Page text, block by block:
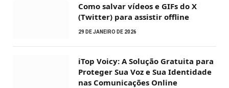
Como salvar vídeos e GIFs do X
(Twitter) para assistir offline
29 DE JANEIRO DE 2026
iTop Voicy: A Solução Gratuita para
Proteger Sua Voz e Sua Identidade
nas Comunicações Online